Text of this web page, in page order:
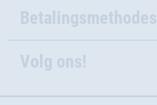
Betalingsmethodes
Volg ons!